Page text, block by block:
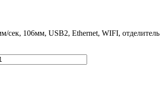
сек, 106мм, USB2, Ethernet, WIFI, отделитель